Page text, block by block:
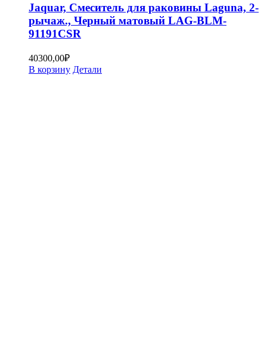
Jaquar, Смеситель для раковины Laguna, 2-
рычаж., Черный матовый LAG-BLM-
91191CSR
40300,00₽
В корзину Детали